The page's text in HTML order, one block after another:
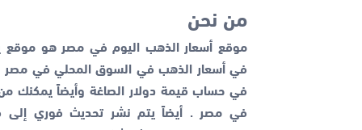
من نحن
موقع أسعار الذهب اليوم في مصر هو موقع
في أسعار الذهب في السوق المحلي في مصر
في حساب قيمة دولار الصاغة وأيضاً يمكنك
في مصر . أيضاً يتم نشر تحديث فوري إلى